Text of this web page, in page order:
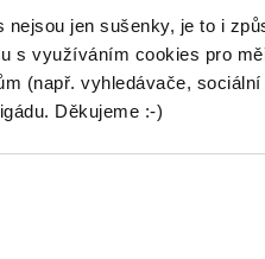
nejsou jen sušenky, je to i
s využíváním cookies pro
(např. vyhledávače,
Děkujeme :-)